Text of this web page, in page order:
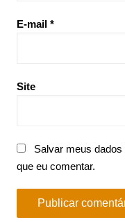
E-mail *
Site
Salvar meus
que eu comentar.